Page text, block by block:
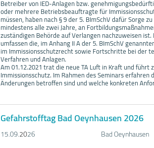
Betreiber von IED-Anlagen bzw.
oder mehrere Betriebsbeauftragte für
müssen, haben nach § 9 der 5. BImSchV dafür Sorge
mindestens alle zwei Jahre, an
zuständigen Behörde auf Verlangen nachzuweisen
umfassen die, im Anhang II A der 5. BImSchV
im Immissionsschutzrecht sowie Fortschritte bei der
Verfahren und Anlagen.
Am 01.12.2021 trat die neue TA Luft in Kraft und führt
Immissionsschutz. Im Rahmen des Seminars erfahren
Änderungen betroffen sind und welche konkreten
Gefahrstofftag Bad Oeynhausen 2026
15.09.2026 Bad Oeynhausen